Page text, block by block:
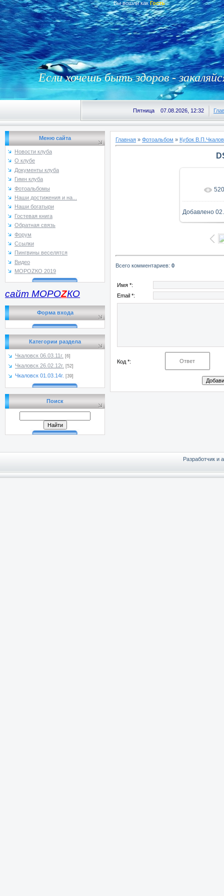
Вы вошли как Гость
Если хочешь быть здоров -
Пятница 07.08.2026, 12:32
Меню сайта
Новости клуба
О клубе
Документы клуба
Гимн клуба
Фотоальбомы
Наши достижения и на...
Наши богатыри
Гостевая книга
Обратная связь
Форум
Ссылки
Пингвины веселятся
Видео
МОРОZКО 2019
сайт МОРОZКО
Форма входа
Категории раздела
Чкаловск 06.03.11г. [6]
Чкаловск 26.02.12г. [52]
Чкаловск 01.03.14г. [39]
Поиск
Главная » Фотоальбом » Кубок
В 520
Добавлено
Всего комментариев: 0
Имя *:
Email *:
Код *:
Разработчик и